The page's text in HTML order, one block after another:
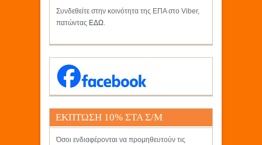
Συνδεθείτε στην κοινότητα της ΕΠΑ στο Viber,
πατώντας ΕΔΩ.
ΕΚΠΤΩΣΗ 10% ΣΤΑ Σ/Μ
ΚΡΗΤΙΚΟΣ
Όσοι ενδιαφέρονται να προμηθευτούν τις